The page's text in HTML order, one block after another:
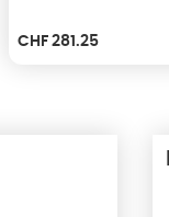
CHF281.25